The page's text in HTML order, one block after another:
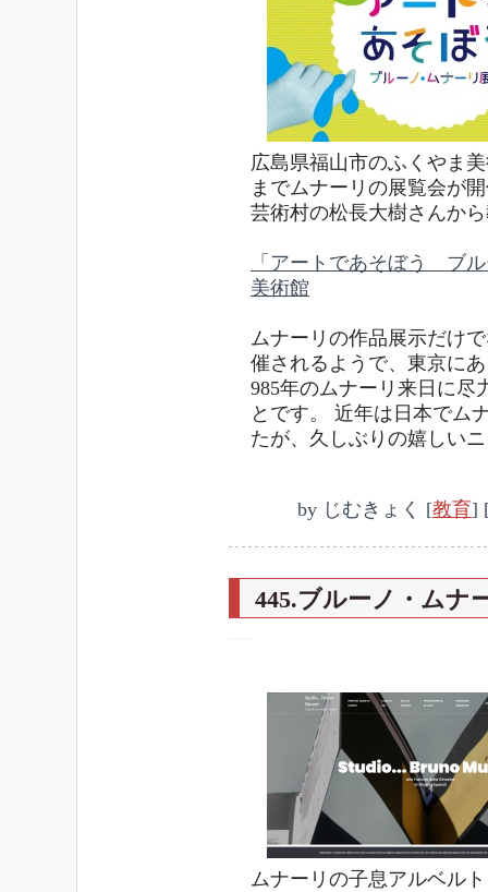
広島県福山市のふくやま
までムナーリの展覧会が
芸術村の松長大樹さんか
「アートであそぼう ブ
美術館
ムナーリの作品展示だけ
催されるようで、東京に
985年のムナーリ来日に尽
とです。 近年は日本でム
たが、久しぶりの嬉しい
by じむきょく [教育]
445.ブルーノ・ム
ムナーリの子息アルベル